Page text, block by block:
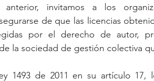
invitamos a los
de que las licencias
por el derecho de autor,
la sociedad de gestión colectiva
1493 de 2011 en su artículo 17,